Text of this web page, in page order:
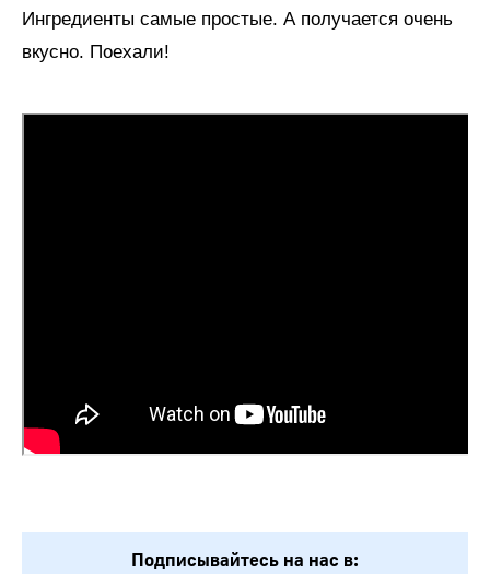
Ингредиенты самые простые. А получается очень
вкусно. Поехали!
Подписывайтесь на нас в: